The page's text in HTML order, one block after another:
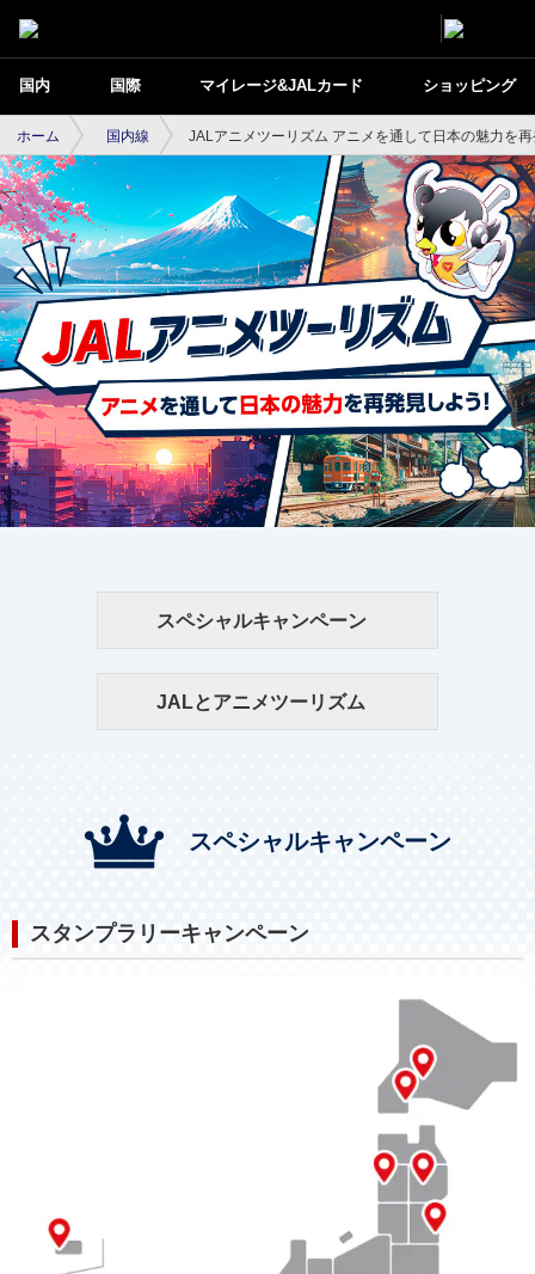
国内 国際 マイレージ&JALカード ショッピング
ホーム 国内線 JALアニメツーリズム アニメを通して日本の魅力を
JALアニメツーリズム アニメを通して日本
の魅力を再発見しよう！
スペシャルキャンペーン
JALとアニメツーリズム
スペシャルキャンペーン
スタンプラリーキャンペーン